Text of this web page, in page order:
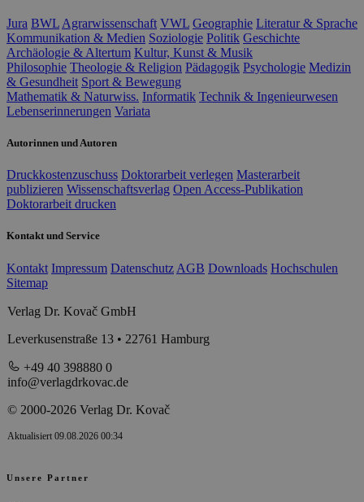
Jura BWL Agrarwissenschaft VWL Geographie Literatur & Sprache
Kommunikation & Medien Soziologie Politik Geschichte
Archäologie & Altertum Kultur, Kunst & Musik
Philosophie Theologie & Religion Pädagogik Psychologie Medizin
& Gesundheit Sport & Bewegung
Mathematik & Naturwiss. Informatik Technik & Ingenieurwesen
Lebenserinnerungen Variata
Autorinnen und Autoren
Druckkostenzuschuss Doktorarbeit verlegen Masterarbeit
publizieren Wissenschaftsverlag Open Access-Publikation
Doktorarbeit drucken
Kontakt und Service
Kontakt Impressum Datenschutz AGB Downloads Hochschulen
Sitemap
Verlag Dr. Kovač GmbH
Leverkusenstraße 13 • 22761 Hamburg
+49 40 398880 0
info@verlagdrkovac.de
© 2000-2026 Verlag Dr. Kovač
Aktualisiert 09.08.2026 00:34
Unsere Partner